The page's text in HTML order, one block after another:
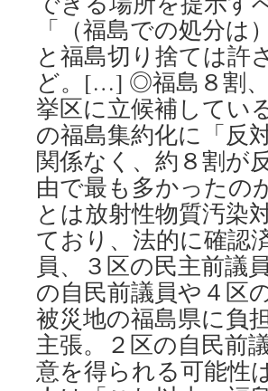
「（福島での処分
と福島切り捨ては許
ど。[…] ◎福島８割
挙区に立候補してい
の福島集約化に「反
関係なく、約８割
由で最も多かったの
とは放射性物質汚染
ており、法的に確認
員、３区の民主前
の自民前議員や４区
被災地の福島県に負
主張。２区の自民前
意を得られる可能性